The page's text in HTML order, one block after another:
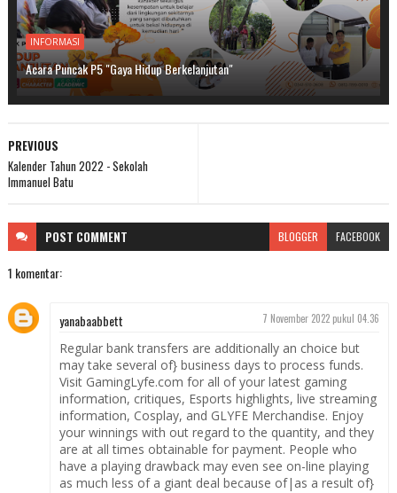
INFORMASI
Acara Puncak P5 "Gaya Hidup Berkelanjutan"
PREVIOUS
Kalender Tahun 2022 - Sekolah
Immanuel Batu
POST COMMENT BLOGGER FACEBOOK
1 komentar:
yanabaabbett 7 November 2022 pukul 04.36
Regular bank transfers are additionally an choice but
may take several of} business days to process funds.
Visit GamingLyfe.com for all of your latest gaming
information, critiques, Esports highlights, live streaming
information, Cosplay, and GLYFE Merchandise. Enjoy
your winnings with out regard to the quantity, and they
are at all times obtainable for payment. People who
have a playing drawback may even see on-line playing
as much less of a giant deal because of|as a result of}